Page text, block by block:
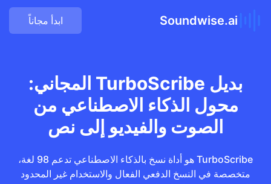
Soundwise.ai ابدأ مجاناً
بديل TurboScribe المجاني:
محول الذكاء الاصطناعي من
الصوت والفيديو إلى نص
TurboScribe هو أداة نسخ بالذكاء الاصطناعي تدعم 98 لغة،
متخصصة في النسخ الدفعي الفعال والاستخدام غير المحدود